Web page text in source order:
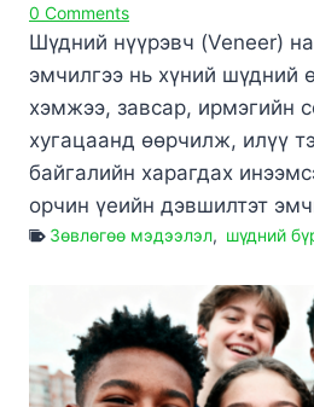
0 Comments
Шүдний нүүрэвч (Veneer)
эмчилгээ нь хүний шүдний
хэмжээ, завсар, ирмэгийн
хугацаанд өөрчилж, илүү
байгалийн харагдах
орчин үеийн дэвшилтэт
Зөвлөгөө мэдээлэл, шүдний